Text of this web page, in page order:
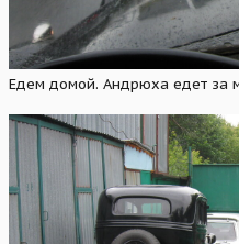
Едем домой. Андрюха едет за